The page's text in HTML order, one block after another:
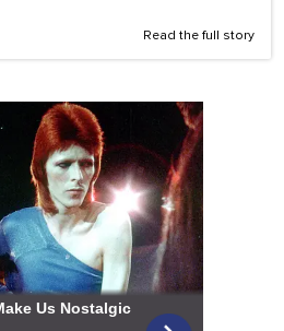
Read the full story